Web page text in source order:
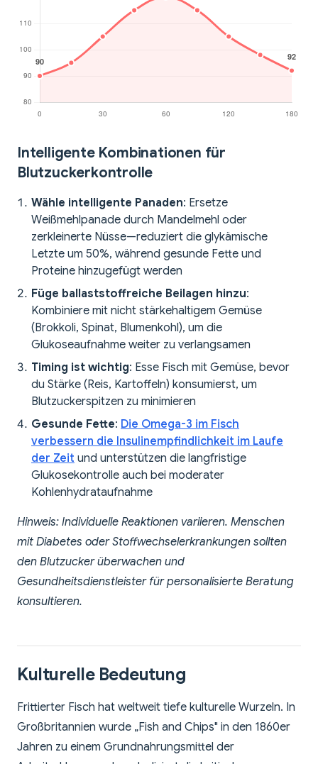
Intelligente Kombinationen für
Blutzuckerkontrolle
Wähle intelligente Panaden: Ersetze
Weißmehlpanade durch Mandelmehl oder
zerkleinerte Nüsse—reduziert die glykämische
Letzte um 50%, während gesunde Fette und
Proteine hinzugefügt werden
Füge ballaststoffreiche Beilagen hinzu:
Kombiniere mit nicht stärkehaltigem Gemüse
(Brokkoli, Spinat, Blumenkohl), um die
Glukoseaufnahme weiter zu verlangsamen
Timing ist wichtig: Esse Fisch mit Gemüse, bevor
du Stärke (Reis, Kartoffeln) konsumierst, um
Blutzuckerspitzen zu minimieren
Gesunde Fette: Die Omega-3 im Fisch
verbessern die Insulinempfindlichkeit im Laufe
der Zeit und unterstützen die langfristige
Glukosekontrolle auch bei moderater
Kohlenhydrataufnahme
Hinweis: Individuelle Reaktionen variieren. Menschen
mit Diabetes oder Stoffwechselerkrankungen sollten
den Blutzucker überwachen und
Gesundheitsdienstleister für personalisierte Beratung
konsultieren.
Kulturelle Bedeutung
Frittierter Fisch hat weltweit tiefe kulturelle Wurzeln. In
Großbritannien wurde „Fish and Chips" in den 1860er
Jahren zu einem Grundnahrungsmittel der